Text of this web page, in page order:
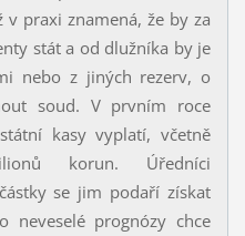
v praxi znamená, že by za
stát a od dlužníka by je
nebo z jiných rezerv, o
soud. V prvním roce
kasy vyplatí, včetně
korun. Úředníci
se jim podaří získat
prognózy chce